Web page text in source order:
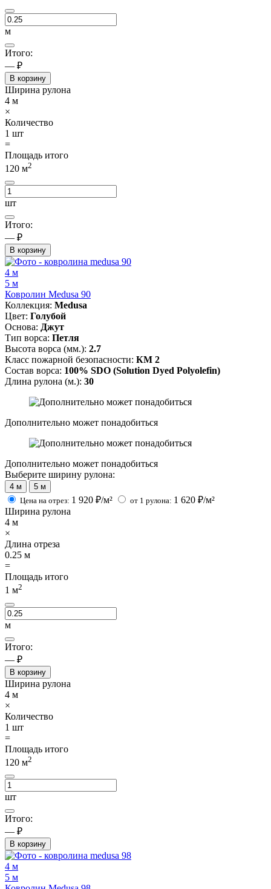
м
Итого:
— ₽
В корзину
Ширина рулона
4 м
×
Количество
1 шт
=
Площадь итого
120 м2
шт
Итого:
— ₽
В корзину
4 м
5 м
Ковролин Medusa 90
Коллекция: Medusa
Цвет: Голубой
Основа: Джут
Тип ворса: Петля
Высота ворса (мм.): 2.7
Класс пожарной безопасности: КМ 2
Состав ворса: 100% SDO (Solution Dyed Polyolefin)
Длина рулона (м.): 30
Дополнительно может понадобиться
Дополнительно может понадобиться
Выберите ширину рулона:
4 м
5 м
Цена на отрез: 1 920 ₽/м² от 1 рулона: 1 620 ₽/м²
Ширина рулона
4 м
×
Длина отреза
0.25 м
=
Площадь итого
1 м2
м
Итого:
— ₽
В корзину
Ширина рулона
4 м
×
Количество
1 шт
=
Площадь итого
120 м2
шт
Итого:
— ₽
В корзину
4 м
5 м